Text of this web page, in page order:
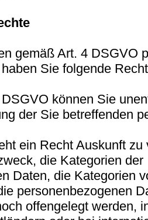
gemäß Art. 4 DSGVO
Sie folgende
können Sie
der Sie betreffenden
ein Recht Auskunft zu
die Kategorien der
Daten, die Kategorien
personenbezogenen
offengelegt werden,